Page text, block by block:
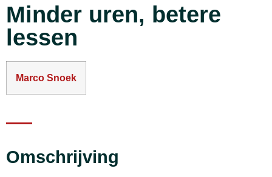
Minder uren, betere
lessen
Marco Snoek
Omschrijving